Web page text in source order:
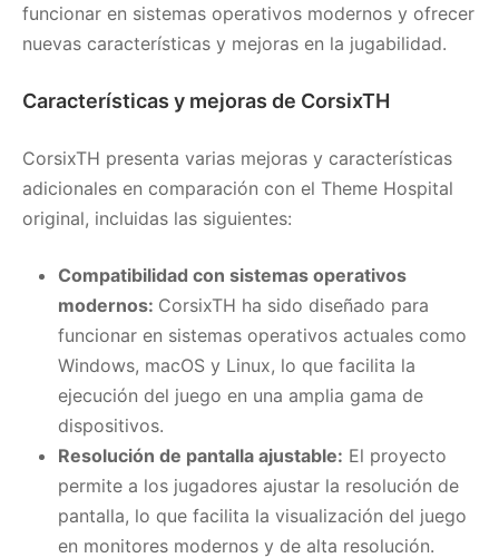
funcionar en sistemas operativos modernos y ofrecer
nuevas características y mejoras en la jugabilidad.
Características y mejoras de CorsixTH
CorsixTH presenta varias mejoras y características
adicionales en comparación con el Theme Hospital
original, incluidas las siguientes:
Compatibilidad con sistemas operativos
modernos: CorsixTH ha sido diseñado para
funcionar en sistemas operativos actuales como
Windows, macOS y Linux, lo que facilita la
ejecución del juego en una amplia gama de
dispositivos.
Resolución de pantalla ajustable: El proyecto
permite a los jugadores ajustar la resolución de
pantalla, lo que facilita la visualización del juego
en monitores modernos y de alta resolución.